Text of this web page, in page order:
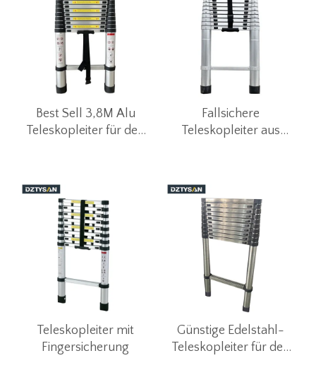
Best Sell 3,8M Alu
Teleskopleiter für den
Fallsichere
Teleskopleiter aus
Teleskopleiter mit
Fingersicherung
Günstige Edelstahl-
Teleskopleiter für den